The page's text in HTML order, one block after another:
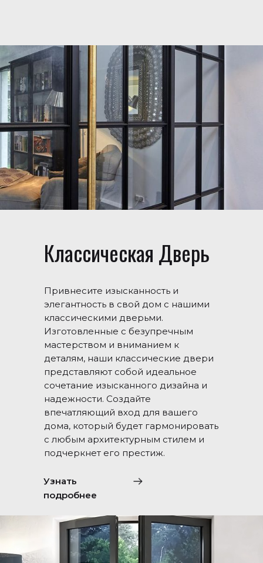
Классическая Дверь
Привнесите изысканность и
элегантность в свой дом с нашими
классическими дверьми.
Изготовленные с безупречным
мастерством и вниманием к
деталям, наши классические двери
представляют собой идеальное
сочетание изысканного дизайна и
надежности. Создайте
впечатляющий вход для вашего
дома, который будет гармонировать
с любым архитектурным стилем и
подчеркнет его престиж.
Узнать
подробнее